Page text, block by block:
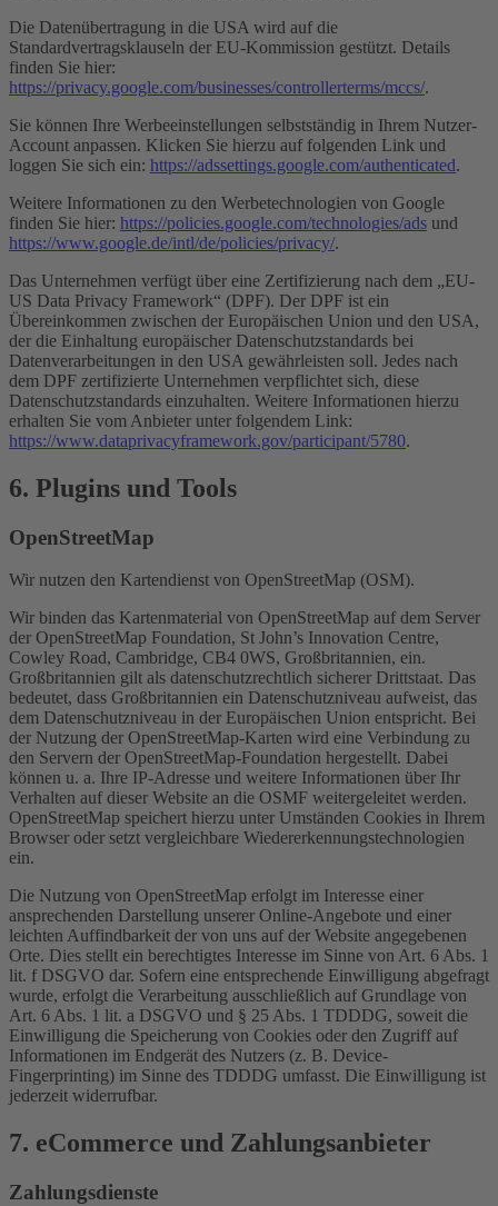
Die Datenübertragung in die USA wird auf die
Standardvertragsklauseln der EU-Kommission gestützt. Details
finden Sie hier:
https://privacy.google.com/businesses/controllerterms/mccs/.
Sie können Ihre Werbeeinstellungen selbstständig in Ihrem Nutzer-
Account anpassen. Klicken Sie hierzu auf folgenden Link und
loggen Sie sich ein: https://adssettings.google.com/authenticated.
Weitere Informationen zu den Werbetechnologien von Google
finden Sie hier: https://policies.google.com/technologies/ads und
https://www.google.de/intl/de/policies/privacy/.
Das Unternehmen verfügt über eine Zertifizierung nach dem „EU-
US Data Privacy Framework“ (DPF). Der DPF ist ein
Übereinkommen zwischen der Europäischen Union und den USA,
der die Einhaltung europäischer Datenschutzstandards bei
Datenverarbeitungen in den USA gewährleisten soll. Jedes nach
dem DPF zertifizierte Unternehmen verpflichtet sich, diese
Datenschutzstandards einzuhalten. Weitere Informationen hierzu
erhalten Sie vom Anbieter unter folgendem Link:
https://www.dataprivacyframework.gov/participant/5780.
6. Plugins und Tools
OpenStreetMap
Wir nutzen den Kartendienst von OpenStreetMap (OSM).
Wir binden das Kartenmaterial von OpenStreetMap auf dem Server
der OpenStreetMap Foundation, St John’s Innovation Centre,
Cowley Road, Cambridge, CB4 0WS, Großbritannien, ein.
Großbritannien gilt als datenschutzrechtlich sicherer Drittstaat. Das
bedeutet, dass Großbritannien ein Datenschutzniveau aufweist, das
dem Datenschutzniveau in der Europäischen Union entspricht. Bei
der Nutzung der OpenStreetMap-Karten wird eine Verbindung zu
den Servern der OpenStreetMap-Foundation hergestellt. Dabei
können u. a. Ihre IP-Adresse und weitere Informationen über Ihr
Verhalten auf dieser Website an die OSMF weitergeleitet werden.
OpenStreetMap speichert hierzu unter Umständen Cookies in Ihrem
Browser oder setzt vergleichbare Wiedererkennungstechnologien
ein.
Die Nutzung von OpenStreetMap erfolgt im Interesse einer
ansprechenden Darstellung unserer Online-Angebote und einer
leichten Auffindbarkeit der von uns auf der Website angegebenen
Orte. Dies stellt ein berechtigtes Interesse im Sinne von Art. 6 Abs. 1
lit. f DSGVO dar. Sofern eine entsprechende Einwilligung abgefragt
wurde, erfolgt die Verarbeitung ausschließlich auf Grundlage von
Art. 6 Abs. 1 lit. a DSGVO und § 25 Abs. 1 TDDDG, soweit die
Einwilligung die Speicherung von Cookies oder den Zugriff auf
Informationen im Endgerät des Nutzers (z. B. Device-
Fingerprinting) im Sinne des TDDDG umfasst. Die Einwilligung ist
jederzeit widerrufbar.
7. eCommerce und Zahlungs­anbieter
Zahlungsdienste